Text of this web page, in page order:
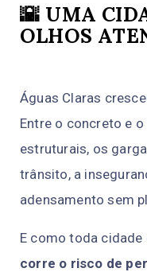
🌇 UMA
OLHOS
Águas Claras
Entre o concreto e
estruturais, os
trânsito, a
adensamento sem
E como toda
corre o risco de